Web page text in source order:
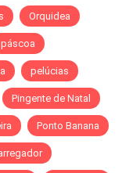
Orquidea
páscoa
pelúcias
Pingente de Natal
Ponto Banana